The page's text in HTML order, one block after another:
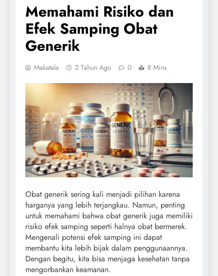
Memahami Risiko dan
Efek Samping Obat
Generik
Makatala 2 Tahun Ago 0 8 Mins
Obat generik sering kali menjadi pilihan karena
harganya yang lebih terjangkau. Namun, penting
untuk memahami bahwa obat generik juga memiliki
risiko efek samping seperti halnya obat bermerek.
Mengenali potensi efek samping ini dapat
membantu kita lebih bijak dalam penggunaannya.
Dengan begitu, kita bisa menjaga kesehatan tanpa
mengorbankan keamanan.